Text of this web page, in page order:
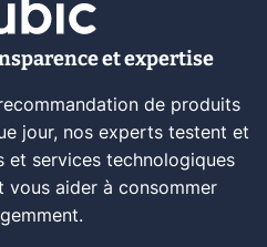
et expertise
de produits
jour, nos experts testent et
et services technologiques
vous aider à consommer